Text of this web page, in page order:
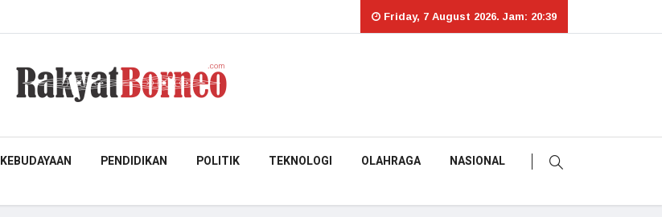
Friday, 7 August 2026. Jam: 20:39
KEBUDAYAAN PENDIDIKAN POLITIK TEKNOLOGI OLAHRAGA NASIONAL